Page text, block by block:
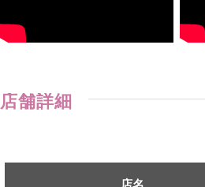
店舗詳細
店名